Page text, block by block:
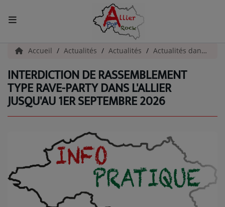
ACCUEIL
Actualités
INFOS - ALLIER
INFOS POP ROCK
La Radio
EMISSIONS
Accueil Actualités Actualités Actualités dans l'Allier
INTERDICTION DE RASSEMBLEMENT
TYPE RAVE-PARTY DANS L'ALLIER
JUSQU'AU 1ER SEPTEMBRE 2026